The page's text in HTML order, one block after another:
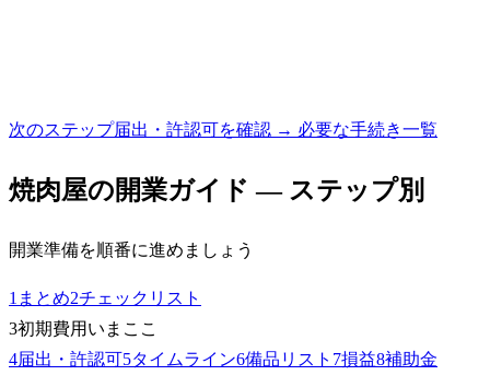
次のステップ届出・許認可を確認 → 必要な手続き一覧
焼肉屋の開業ガイド — ステップ別
開業準備を順番に進めましょう
1 まとめ2チェックリスト
3初期費用 いまここ
4届出・許認可5タイムライン6備品リスト 7損益8補助金